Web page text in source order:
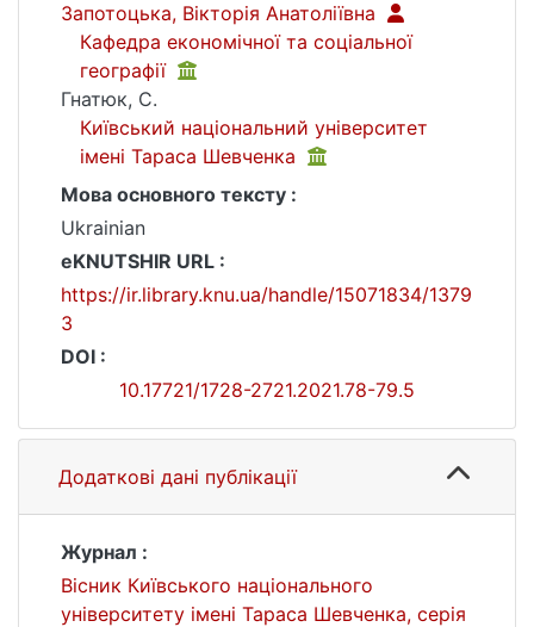
Запотоцька, Вікторія Анатоліївна
Кафедра економічної та соціальної
географії
Гнатюк, С.
Київський національний університет
імені Тараса Шевченка
Мова основного тексту :
Ukrainian
eKNUTSHIR URL :
https://ir.library.knu.ua/handle/15071834/1379
3
DOI :
10.17721/1728-2721.2021.78-79.5
Додаткові дані публікації
Журнал :
Вісник Київського національного
університету імені Тараса Шевченка, серія